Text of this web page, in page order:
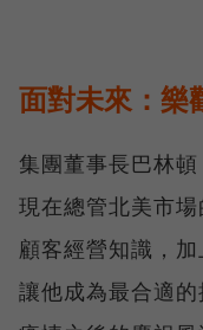
面對未來：樂
集團董事長巴林
現在總管北美市
顧客經營知識，
讓他成為最合適